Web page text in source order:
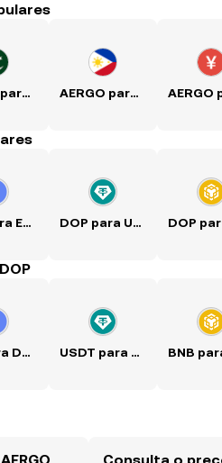
AERGO para PKR AERGO para PHP
DOP para ETH DOP para USDT
ETH para DOP USDT para DOP